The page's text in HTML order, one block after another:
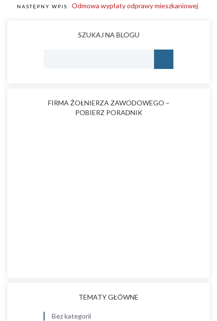
NASTĘPNY WPIS: Odmowa wypłaty odprawy mieszkaniowej
SZUKAJ NA BLOGU
FIRMA ŻOŁNIERZA ZAWODOWEGO –
POBIERZ PORADNIK
TEMATY GŁÓWNE
Bez kategorii